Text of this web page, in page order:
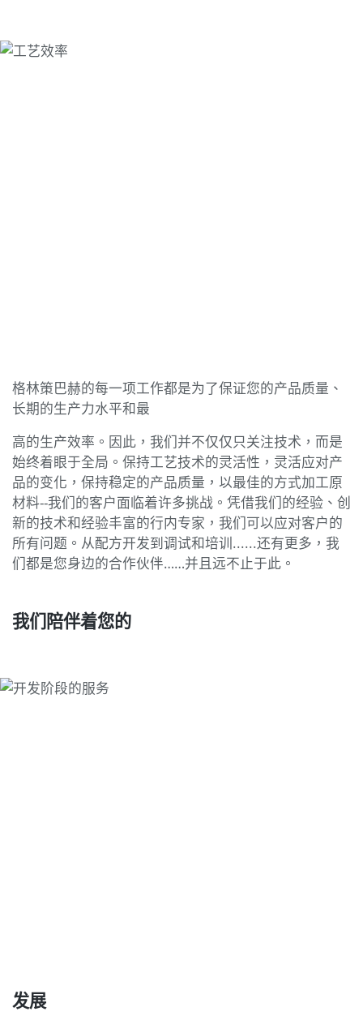
格林策巴赫的每一项工作都是为了保证您的产品质量、
长期的生产力水平和最
高的生产效率。因此，我们并不仅仅只关注技术，而是
始终着眼于全局。保持工艺技术的灵活性，灵活应对产
品的变化，保持稳定的产品质量，以最佳的方式加工原
材料--我们的客户面临着许多挑战。凭借我们的经验、创
新的技术和经验丰富的行内专家，我们可以应对客户的
所有问题。从配方开发到调试和培训......还有更多，我
们都是您身边的合作伙伴……并且远不止于此。
我们陪伴着您的
发展